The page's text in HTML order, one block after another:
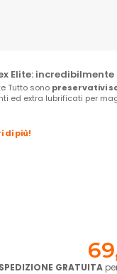
Elite:
Tutto sono preservativi
ed extra lubrificati per
di più!
SPEDIZIONE GRATUITA